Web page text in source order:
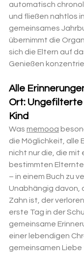
automatisch
und fließen nahtlos
gemeinsames
übernimmt die
sich die Eltern auf
Genießen
Alle
Ort:
Kind
Was memooa
die Möglichkeit, alle
nicht nur die, die mit
bestimmten
– in einem Buch zu
Unabhängig davon,
Zahn ist, der
erste Tag in der
gemeinsame
einer lebendigen
gemeinsamen Liebe